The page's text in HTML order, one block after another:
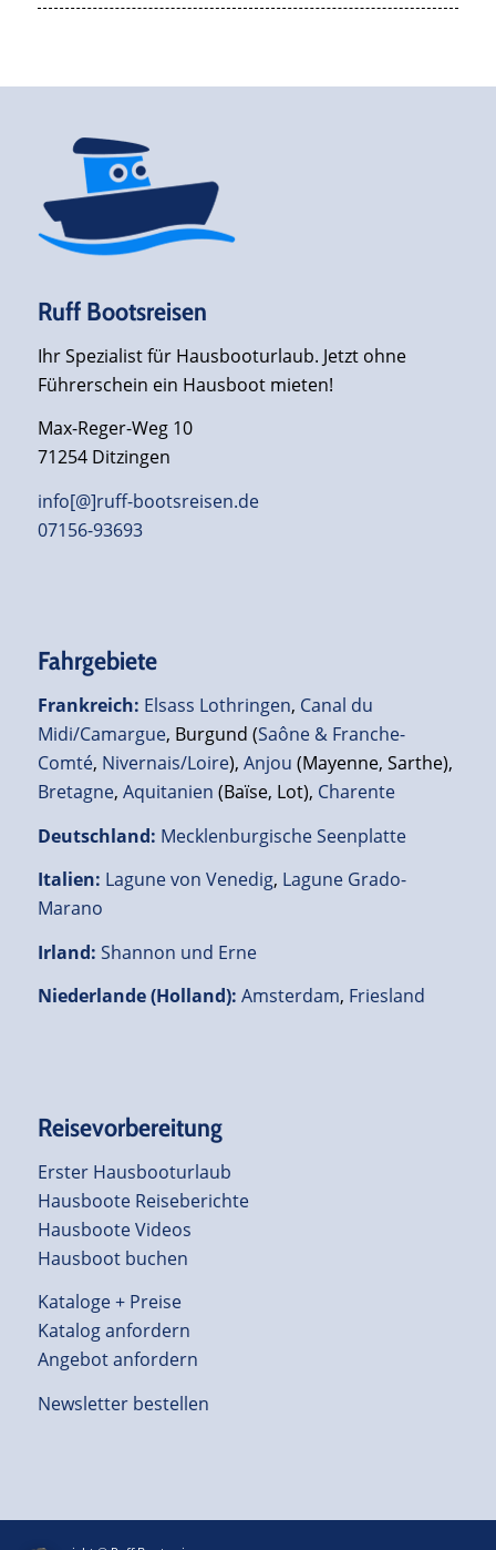
Ruff Bootsreisen
Ihr Spezialist für Hausbooturlaub. Jetzt ohne
Führerschein ein Hausboot mieten!
Max-Reger-Weg 10
71254 Ditzingen
info[@]ruff-bootsreisen.de
07156-93693
Fahrgebiete
Frankreich: Elsass Lothringen, Canal du
Midi/Camargue, Burgund (Saône & Franche-
Comté, Nivernais/Loire), Anjou (Mayenne, Sarthe),
Bretagne, Aquitanien (Baïse, Lot), Charente
Deutschland: Mecklenburgische Seenplatte
Italien: Lagune von Venedig, Lagune Grado-
Marano
Irland: Shannon und Erne
Niederlande (Holland): Amsterdam, Friesland
Reisevorbereitung
Erster Hausbooturlaub
Hausboote Reiseberichte
Hausboote Videos
Hausboot buchen
Kataloge + Preise
Katalog anfordern
Angebot anfordern
Newsletter bestellen